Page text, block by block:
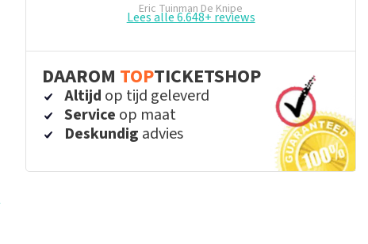
Eric Tuinman De Knipe
Lees alle 6.648+ reviews
DAAROM TOPTICKETSHOP
Altijd op tijd geleverd
Service op maat
Deskundig advies